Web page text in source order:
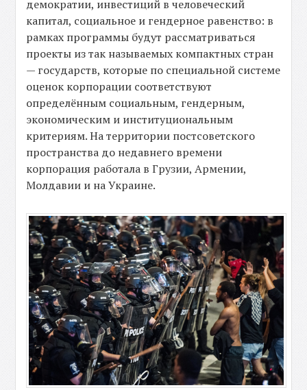
демократии, инвестиций в человеческий
капитал, социальное и гендерное равенство: в
рамках программы будут рассматриваться
проекты из так называемых компактных стран
— государств, которые по специальной системе
оценок корпорации соответствуют
определённым социальным, гендерным,
экономическим и институциональным
критериям. На территории постсоветского
пространства до недавнего времени
корпорация работала в Грузии, Армении,
Молдавии и на Украине.